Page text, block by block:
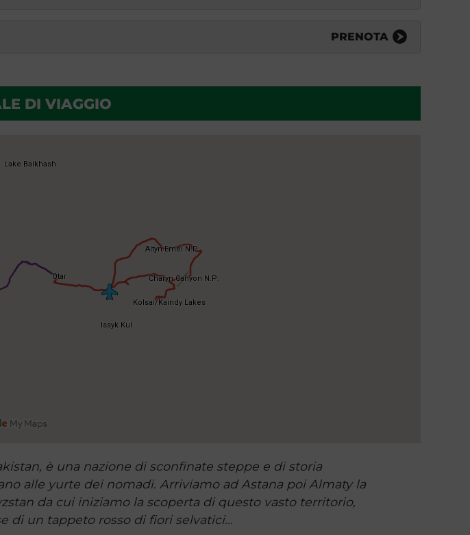
PRENOTA
DI VIAGGIO
è una nazione di sconfinate steppe e di storia
alle yurte dei nomadi. Arriviamo ad Astana poi Almaty la
da cui iniziamo la scoperta di questo vasto territorio,
di un tappeto rosso di fiori selvatici...